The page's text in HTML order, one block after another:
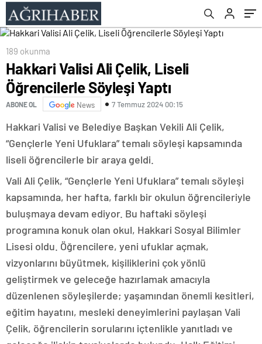
189 okunma
Hakkari Valisi Ali Çelik, Liseli
Öğrencilerle Söyleşi Yaptı
ABONE OL News 7 Temmuz 2024 00:15
Hakkari Valisi ve Belediye Başkan Vekili Ali Çelik,
“Gençlerle Yeni Ufuklara” temalı söyleşi kapsamında
liseli öğrencilerle bir araya geldi.
Vali Ali Çelik, “Gençlerle Yeni Ufuklara” temalı söyleşi
kapsamında, her hafta, farklı bir okulun öğrencileriyle
buluşmaya devam ediyor. Bu haftaki söyleşi
programına konuk olan okul, Hakkari Sosyal Bilimler
Lisesi oldu. Öğrencilere, yeni ufuklar açmak,
vizyonlarını büyütmek, kişiliklerini çok yönlü
geliştirmek ve geleceğe hazırlamak amacıyla
düzenlenen söyleşilerde; yaşamından önemli kesitleri,
eğitim hayatını, mesleki deneyimlerini paylaşan Vali
Çelik, öğrencilerin sorularını içtenlikle yanıtladı ve